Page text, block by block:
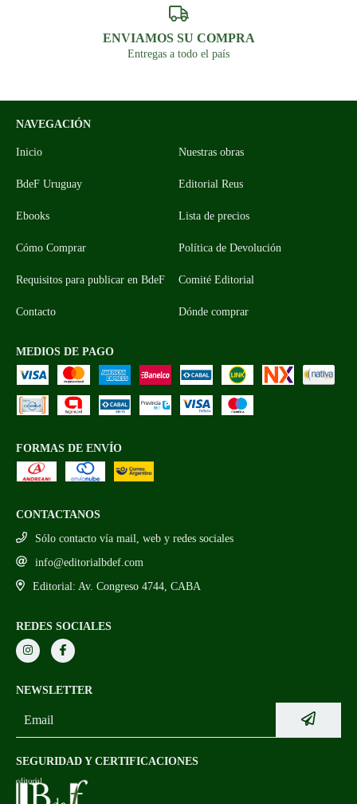
ENVIAMOS SU COMPRA
Entregas a todo el país
NAVEGACIÓN
Inicio Nuestras obras
BdeF Uruguay Editorial Reus
Ebooks Lista de precios
Cómo Comprar Política de Devolución
Requisitos para publicar en BdeF Comité Editorial
Contacto Dónde comprar
MEDIOS DE PAGO
FORMAS DE ENVÍO
CONTACTANOS
Sólo contacto vía mail, web y redes sociales
info@editorialbdef.com
Editorial: Av. Congreso 4744, CABA
REDES SOCIALES
NEWSLETTER
SEGURIDAD Y CERTIFICACIONES